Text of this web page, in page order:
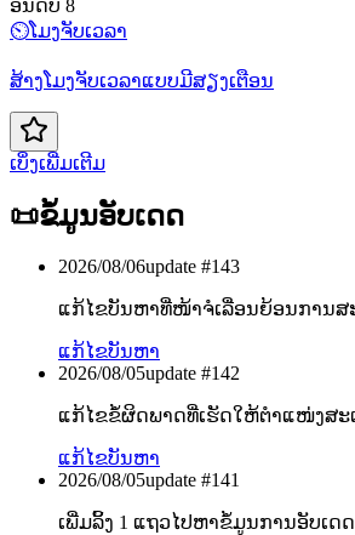
ອັນດັບ 8
⏲️ໂມງຈັບເວລາ
ສ້າງໂມງຈັບເວລາແບບມີສຽງເຕືອນ
ເບິ່ງເພີ່ມເຕີມ
📜ຂໍ້ມູນອັບເດດ
2026/08/06update #143
ແກ້ໄຂບັນຫາທີ່ໜ້າຈໍເລື່ອນຍ້ອນການສ
ແກ້ໄຂບັນຫາ
2026/08/05update #142
ແກ້ໄຂຂໍ້ຜິດພາດທີ່ເຮັດໃຫ້ຕຳແໜ່ງສະ
ແກ້ໄຂບັນຫາ
2026/08/05update #141
ເພີ່ມລິ້ງ 1 ແຖວໄປຫາຂໍ້ມູນການອັບເ